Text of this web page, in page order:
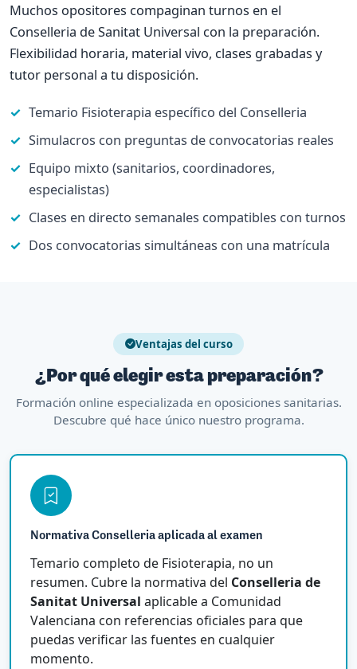
Muchos opositores compaginan turnos en el
Conselleria de Sanitat Universal con la preparación.
Flexibilidad horaria, material vivo, clases grabadas y
tutor personal a tu disposición.
Temario Fisioterapia específico del Conselleria
Simulacros con preguntas de convocatorias reales
Equipo mixto (sanitarios, coordinadores,
especialistas)
Clases en directo semanales compatibles con turnos
Dos convocatorias simultáneas con una matrícula
Ventajas del curso
¿Por qué elegir esta preparación?
Formación online especializada en oposiciones sanitarias.
Descubre qué hace único nuestro programa.
Normativa Conselleria aplicada al examen
Temario completo de Fisioterapia, no un
resumen. Cubre la normativa del Conselleria de
Sanitat Universal aplicable a Comunidad
Valenciana con referencias oficiales para que
puedas verificar las fuentes en cualquier
momento.